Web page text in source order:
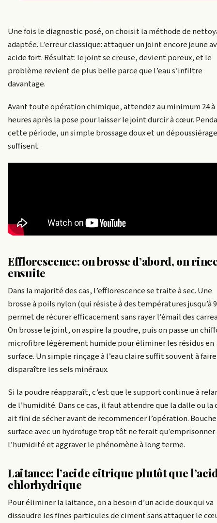
Une fois le diagnostic posé, on choisit la méthode de
adaptée. L’erreur classique: attaquer un joint encore jeune
acide fort. Résultat: le joint se creuse, devient poreux, et le
problème revient de plus belle parce que l’eau s’infiltre
davantage.
Avant toute opération chimique, attendez au minimum 24 à
heures après la pose pour laisser le joint durcir à cœur.
cette période, un simple brossage doux et un dépoussiérage
suffisent.
Efflorescence: on brosse d’abord, on
ensuite
Dans la majorité des cas, l’efflorescence se traite à sec. Une
brosse à poils nylon (qui résiste à des températures jusqu’à
permet de récurer efficacement sans rayer l’émail des
On brosse le joint, on aspire la poudre, puis on passe un
microfibre légèrement humide pour éliminer les résidus en
surface. Un simple rinçage à l’eau claire suffit souvent à faire
disparaître les sels minéraux.
Si la poudre réapparaît, c’est que le support continue à
de l’humidité. Dans ce cas, il faut attendre que la dalle ou la
ait fini de sécher avant de recommencer l’opération.
surface avec un hydrofuge trop tôt ne ferait qu’emprisonner
l’humidité et aggraver le phénomène à long terme.
Laitance: l’acide citrique plutôt que
chlorhydrique
Pour éliminer la laitance, on a besoin d’un acide doux qui va
dissoudre les fines particules de ciment sans attaquer le